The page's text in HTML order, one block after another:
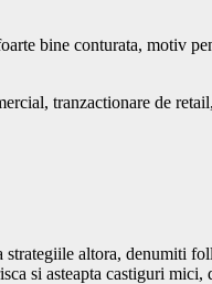
bine conturata, motiv
tranzactionare de
altora, denumiti
si asteapta castiguri mici,